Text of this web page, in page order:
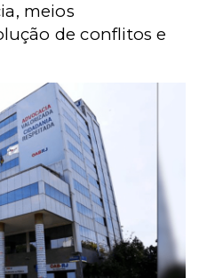
meios
de conflitos e